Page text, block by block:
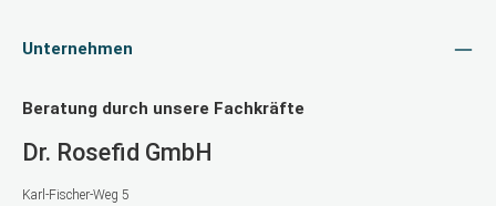
Unternehmen
Beratung durch unsere Fachkräfte
Dr. Rosefid GmbH
Karl-Fischer-Weg 5